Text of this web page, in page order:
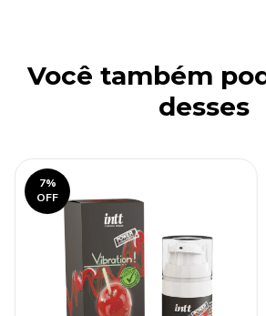
Você também
desses
7%
OFF